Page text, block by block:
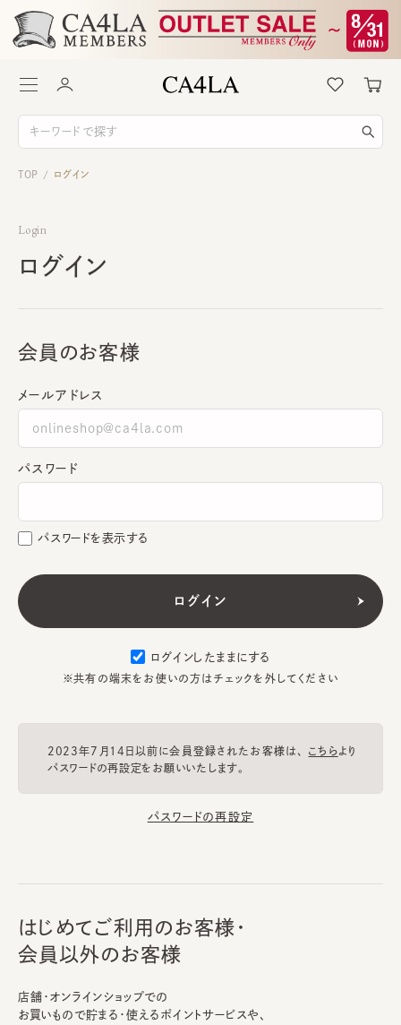
TOP / ログイン
Login
ログイン
会員のお客様
メールアドレス
パスワード
パスワードを表示する
ログインしたままにする
※共有の端末をお使いの方はチェックを外してください
2023年7月14日以前に会員登録されたお客様は、 こちらより
パスワードの再設定をお願いいたします。
パスワードの再設定
はじめてご利用のお客様・
会員以外のお客様
店舗・オンラインショップでの
お買いもので貯まる・使えるポイントサービスや、